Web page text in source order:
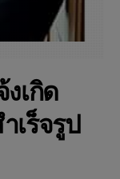
เกิด
เร็จรูป